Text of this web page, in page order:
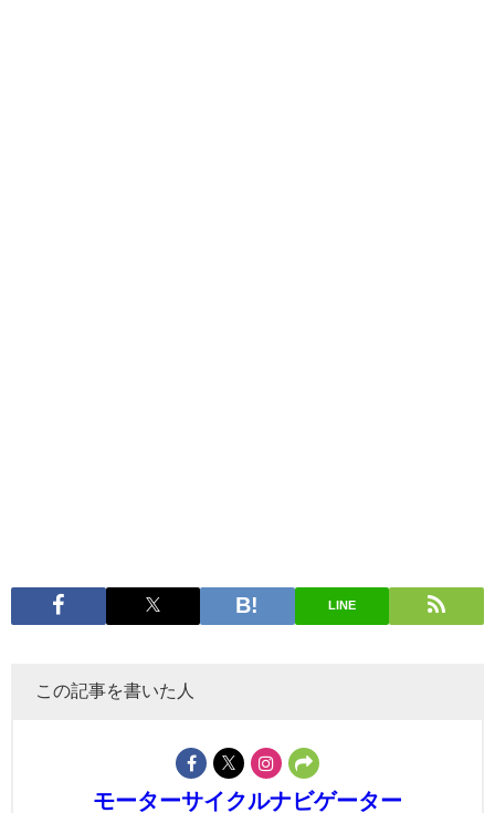
LINE
この記事を書いた人
モーターサイクルナビゲーター